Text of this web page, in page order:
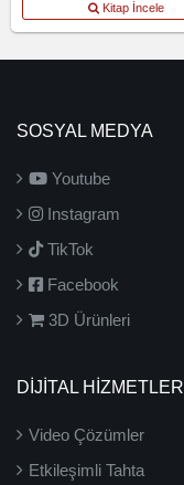
Kitap İncele
SOSYAL MEDYA
Youtube
Instagram
TikTok
Facebook
3D Ürünleri
DİJİTAL HİZMETLER
Video Çözümler
Etkileşimli Tahta